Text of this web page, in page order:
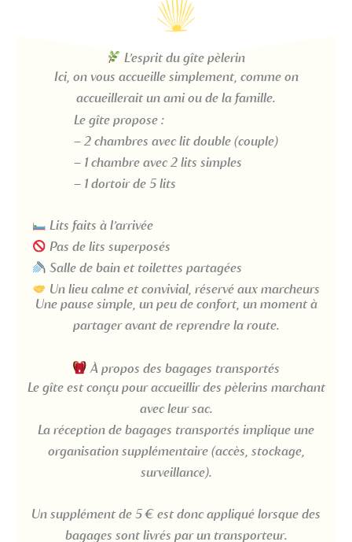
L’esprit du gîte pèlerin
Ici, on vous accueille simplement, comme on
accueillerait un ami ou de la famille.
Le gîte propose :
– 2 chambres avec lit double (couple)
– 1 chambre avec 2 lits simples
– 1 dortoir de 5 lits
Lits faits à l’arrivée
Pas de lits superposés
Salle de bain et toilettes partagées
Un lieu calme et convivial, réservé aux marcheurs
Une pause simple, un peu de confort, un moment à
partager avant de reprendre la route.
À propos des bagages transportés
Le gîte est conçu pour accueillir des pèlerins marchant
avec leur sac.
La réception de bagages transportés implique une
organisation supplémentaire (accès, stockage,
surveillance).
Un supplément de 5 € est donc appliqué lorsque des
bagages sont livrés par un transporteur.